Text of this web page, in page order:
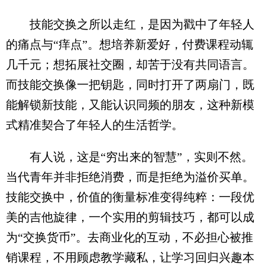
技能交换之所以走红，是因为戳中了年轻人
的痛点与“痒点”。想培养新爱好，付费课程动辄
几千元；想拓展社交圈，却苦于没有共同语言。
而技能交换像一把钥匙，同时打开了两扇门，既
能解锁新技能，又能认识同频的朋友，这种新模
式精准契合了年轻人的生活哲学。
有人说，这是“穷出来的智慧”，实则不然。
当代青年并非拒绝消费，而是拒绝为溢价买单。
技能交换中，价值的衡量标准变得纯粹：一段优
美的吉他旋律，一个实用的剪辑技巧，都可以成
为“交换货币”。去商业化的互动，不必担心被推
销课程，不用顾虑教学藏私，让学习回归兴趣本